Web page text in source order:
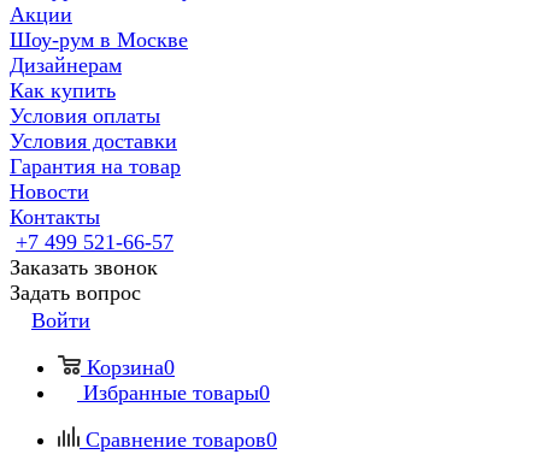
Акции
Шоу-рум в Москве
Дизайнерам
Как купить
Условия оплаты
Условия доставки
Гарантия на товар
Новости
Контакты
+7 499 521-66-57
Заказать звонок
Задать вопрос
Войти
Корзина0
Избранные товары0
Сравнение товаров0